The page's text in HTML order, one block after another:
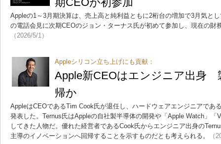
Appleの1～3月期決算は、売上高と純利益ともに2桁台の増加で3月気と
の電話会見に次期CEOのジョン・ターナス氏が初めて参加し、現在の財
（2026/5/1）
Appleシリコン立ち上げにも貢献：
Apple新CEOはエンジニア出身
帰か
AppleはCEOであるTim Cook氏が退任し、ハードウェアエンジニアであ
発表した。Ternus氏はAppleの自社製半導体の開発や「Apple Watch」
してきた人物だ。優れた経営者であるCook氏からエンジニア出身の
主導のイノベーションへ回帰することを示すものだとも考えられる。
（